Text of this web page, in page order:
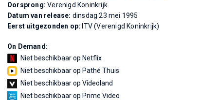
Oorsprong:Verenigd Koninkrijk
Datum van release: dinsdag 23 mei 1995
Eerst uitgezonden op: ITV (Verenigd Koninkrijk)
On Demand:
Niet beschikbaar op Netflix
Niet beschikbaar op Pathé Thuis
Niet beschikbaar op Videoland
Niet beschikbaar op Prime Video